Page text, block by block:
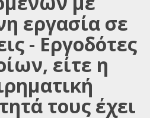
εργασία σε
- Εργοδότες
είτε η
τους έχει